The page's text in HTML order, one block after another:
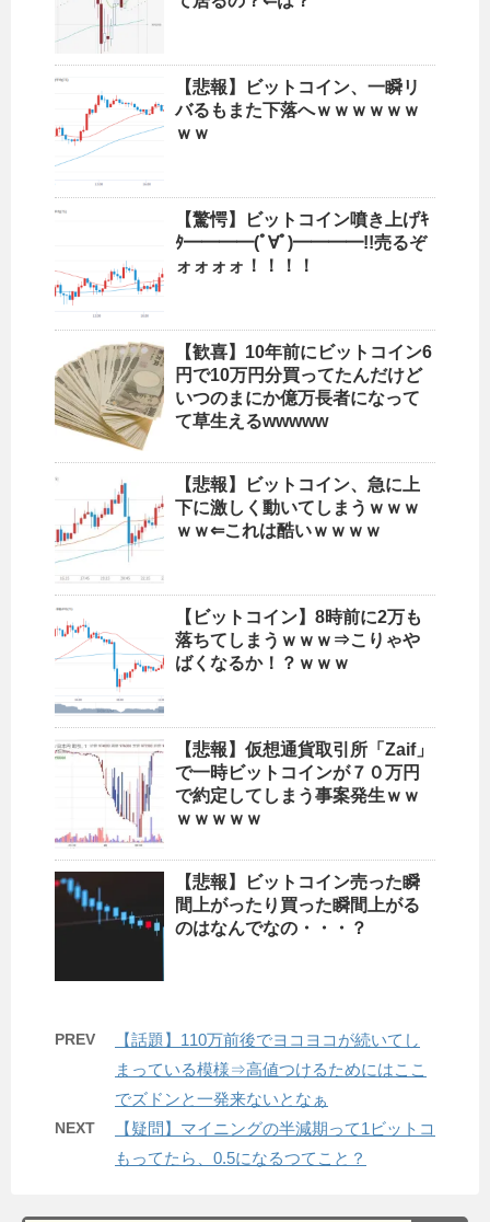
【悲報】ビットコイン、一瞬リ
バるもまた下落へｗｗｗｗｗｗ
ｗｗ
【驚愕】ビットコイン噴き上げｷ
ﾀ━━━━(ﾟ∀ﾟ)━━━━!!売るぞ
ォォォォ！！！！
【歓喜】10年前にビットコイン6
円で10万円分買ってたんだけど
いつのまにか億万長者になって
て草生えるwwwww
【悲報】ビットコイン、急に上
下に激しく動いてしまうｗｗｗ
ｗｗ⇐これは酷いｗｗｗｗ
【ビットコイン】8時前に2万も
落ちてしまうｗｗｗ⇒こりゃや
ばくなるか！？ｗｗｗ
【悲報】仮想通貨取引所「Zaif」
で一時ビットコインが７０万円
で約定してしまう事案発生ｗｗ
ｗｗｗｗｗ
【悲報】ビットコイン売った瞬
間上がったり買った瞬間上がる
のはなんでなの・・・？
PREV
【話題】110万前後でヨコヨコが続いてし
まっている模様⇒高値つけるためにはここ
でズドンと一発来ないとなぁ
NEXT
【疑問】マイニングの半減期って1ビットコ
もってたら、0.5になるつてこと？